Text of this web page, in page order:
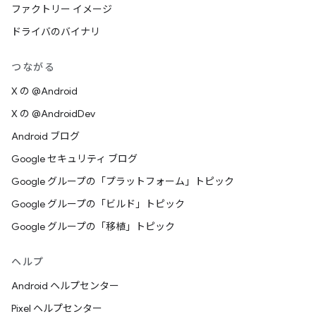
ファクトリー イメージ
ドライバのバイナリ
つながる
X の @Android
X の @AndroidDev
Android ブログ
Google セキュリティ ブログ
Google グループの「プラットフォーム」トピック
Google グループの「ビルド」トピック
Google グループの「移植」トピック
ヘルプ
Android ヘルプセンター
Pixel ヘルプセンター